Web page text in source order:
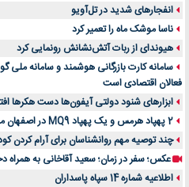
انفجارهای شدید در تل‌آویو
ناسا موشک ماه را تعمیر کرد
هیوندای از ربات آتش‌نشانش رونمایی کرد
سامانه کارت بازرگانی هوشمند و سامانه
فعالان اقتصادی است
ابزارهای شنود دولتی آیفون‌ها دست هکرها
2 پهپاد هرمس و یک پهپاد MQ9 در اصفهان منهدم شد
چند توصیه مهم روانشناسان برای آرام کردن
عکس؛ سفر در زمان؛ سعید آقاخانی به همراه
اطلاعیه شماره 14 سپاه پاسداران